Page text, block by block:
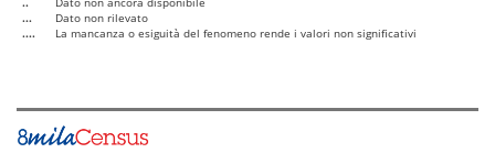
...
Dato non rilevato
....
La mancanza o esiguità del fenomeno rende i valori non significativi